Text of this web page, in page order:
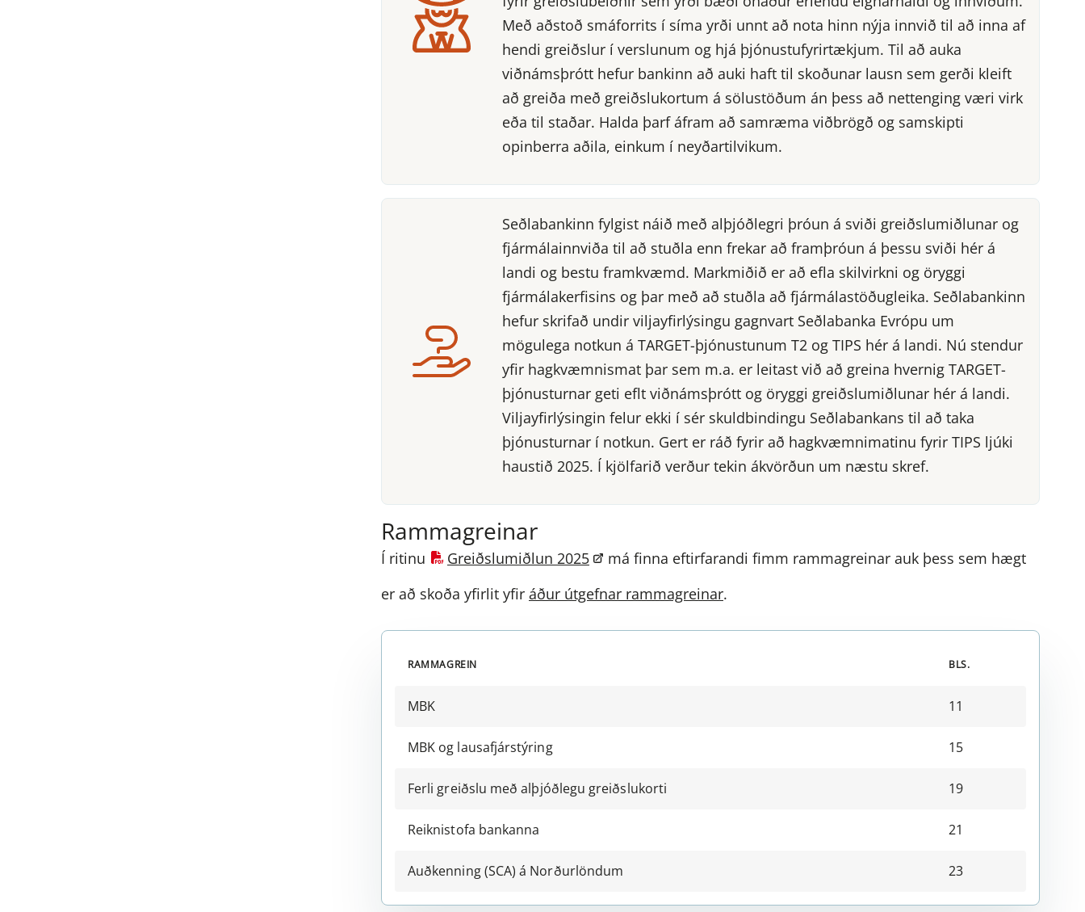
Með aðstoð smáforrits í síma yrði unnt að nota hinn nýja innvið til að inna af
hendi greiðslur í verslunum og hjá þjónustufyrirtækjum. Til að auka
viðnámsþrótt hefur bankinn að auki haft til skoðunar lausn sem gerði kleift
að greiða með greiðslukortum á sölustöðum án þess að nettenging væri virk
eða til staðar. Halda þarf áfram að samræma viðbrögð og samskipti
opinberra aðila, einkum í neyðartilvikum.
Seðlabankinn fylgist náið með alþjóðlegri þróun á sviði greiðslumiðlunar og
fjármálainnviða til að stuðla enn frekar að framþróun á þessu sviði hér á
landi og bestu framkvæmd. Markmiðið er að efla skilvirkni og öryggi
fjármálakerfisins og þar með að stuðla að fjármálastöðugleika. Seðlabankinn
hefur skrifað undir viljayfirlýsingu gagnvart Seðlabanka Evrópu um
mögulega notkun á TARGET-þjónustunum T2 og TIPS hér á landi. Nú stendur
yfir hagkvæmnismat þar sem m.a. er leitast við að greina hvernig TARGET-
þjónusturnar geti eflt viðnámsþrótt og öryggi greiðslumiðlunar hér á landi.
Viljayfirlýsingin felur ekki í sér skuldbindingu Seðlabankans til að taka
þjónusturnar í notkun. Gert er ráð fyrir að hagkvæmnimatinu fyrir TIPS ljúki
haustið 2025. Í kjölfarið verður tekin ákvörðun um næstu skref.
Rammagreinar
Í ritinu Greiðslumiðlun 2025
má finna eftirfarandi fimm rammagreinar auk þess sem hægt
er að skoða yfirlit yfir áður útgefnar rammagreinar.
RAMMAGREIN BLS.
MBK 11
MBK og lausafjárstýring 15
Ferli greiðslu með alþjóðlegu greiðslukorti 19
Reiknistofa bankanna 21
Auðkenning (SCA) á Norðurlöndum 23